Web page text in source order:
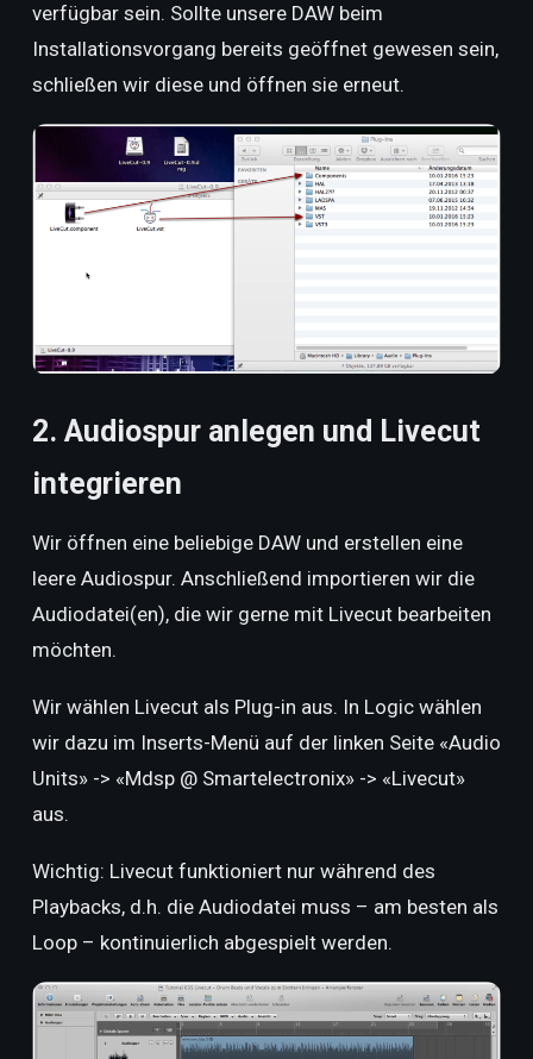
verfügbar sein. Sollte unsere DAW beim
Installationsvorgang bereits geöffnet gewesen sein,
schließen wir diese und öffnen sie erneut.
2. Audiospur anlegen und Livecut
integrieren
Wir öffnen eine beliebige DAW und erstellen eine
leere Audiospur. Anschließend importieren wir die
Audiodatei(en), die wir gerne mit Livecut bearbeiten
möchten.
Wir wählen Livecut als Plug-in aus. In Logic wählen
wir dazu im Inserts-Menü auf der linken Seite «Audio
Units» -> «Mdsp @ Smartelectronix» -> «Livecut»
aus.
Wichtig: Livecut funktioniert nur während des
Playbacks, d.h. die Audiodatei muss – am besten als
Loop – kontinuierlich abgespielt werden.